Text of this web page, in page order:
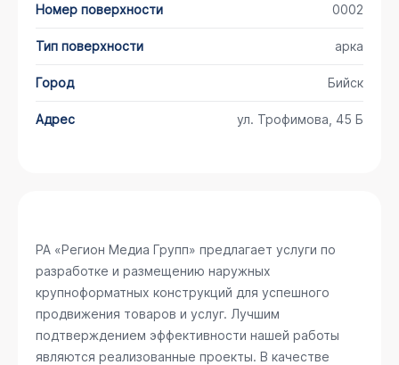
Номер поверхности 0002
Тип поверхности арка
Город Бийск
Адрес ул. Трофимова, 45 Б
РА «Регион Медиа Групп» предлагает услуги по
разработке и размещению наружных
крупноформатных конструкций для успешного
продвижения товаров и услуг. Лучшим
подтверждением эффективности нашей работы
являются реализованные проекты. В качестве